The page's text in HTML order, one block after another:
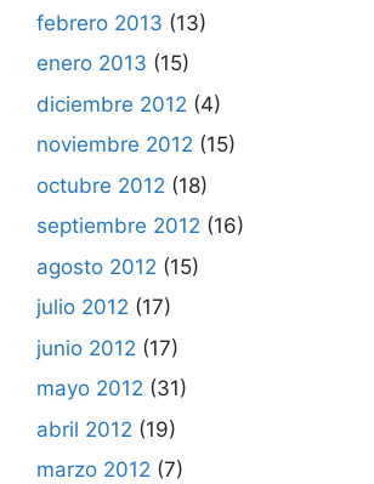
febrero 2013 (13)
enero 2013 (15)
diciembre 2012 (4)
noviembre 2012 (15)
octubre 2012 (18)
septiembre 2012 (16)
agosto 2012 (15)
julio 2012 (17)
junio 2012 (17)
mayo 2012 (31)
abril 2012 (19)
marzo 2012 (7)